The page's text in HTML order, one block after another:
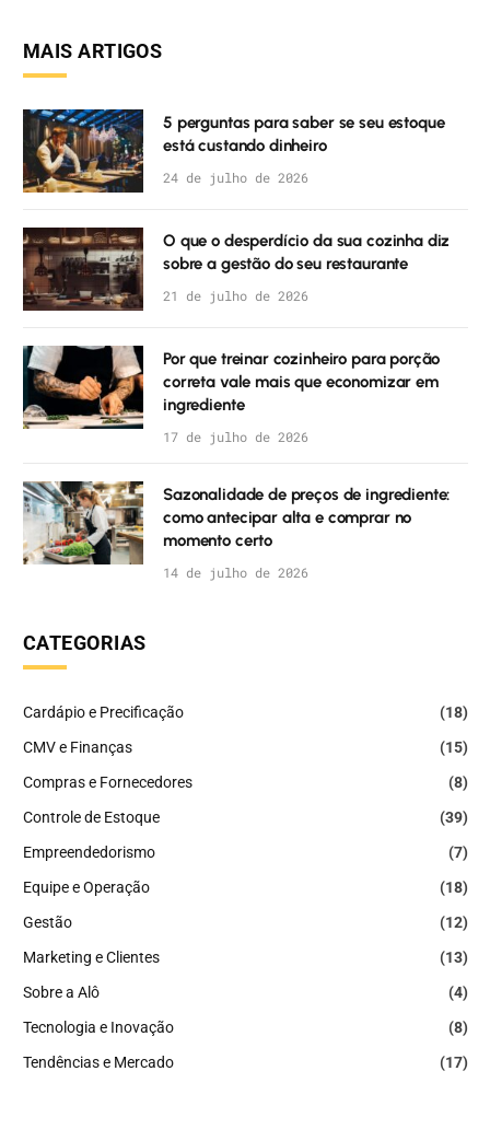
MAIS ARTIGOS
5 perguntas para saber se seu estoque
está custando dinheiro
24 de julho de 2026
O que o desperdício da sua cozinha diz
sobre a gestão do seu restaurante
21 de julho de 2026
Por que treinar cozinheiro para porção
correta vale mais que economizar em
ingrediente
17 de julho de 2026
Sazonalidade de preços de ingrediente:
como antecipar alta e comprar no
momento certo
14 de julho de 2026
CATEGORIAS
Cardápio e Precificação
(18)
CMV e Finanças
(15)
Compras e Fornecedores
(8)
Controle de Estoque
(39)
Empreendedorismo
(7)
Equipe e Operação
(18)
Gestão
(12)
Marketing e Clientes
(13)
Sobre a Alô
(4)
Tecnologia e Inovação
(8)
Tendências e Mercado
(17)